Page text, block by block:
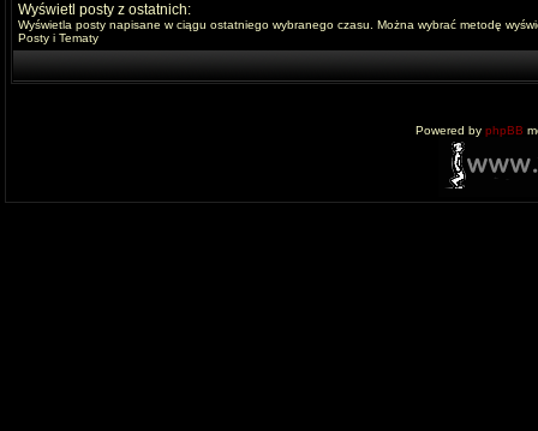
Wyświetl posty z ostatnich:
Wyświetla posty napisane w ciągu ostatniego wybranego czasu. Można wybrać metodę
Posty i Tematy
Powered by phpBB